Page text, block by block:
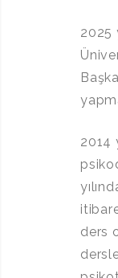
2025
2014
ders